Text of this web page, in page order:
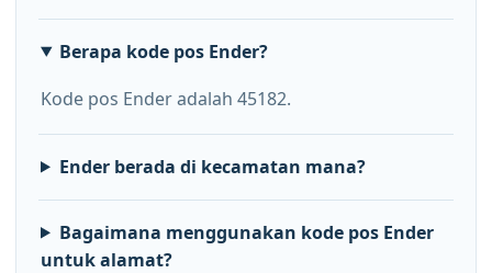
Berapa kode pos Ender?
Kode pos Ender adalah 45182.
Ender berada di kecamatan mana?
Bagaimana menggunakan kode pos Ender
untuk alamat?